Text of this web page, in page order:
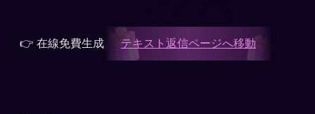
👉 在線免費生成 テキスト返信ページへ移動